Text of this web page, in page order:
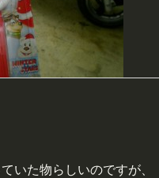
いた物らしいのですが、